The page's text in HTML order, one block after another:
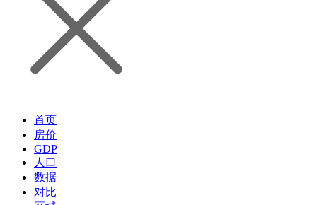
首页
房价
GDP
人口
数据
对比